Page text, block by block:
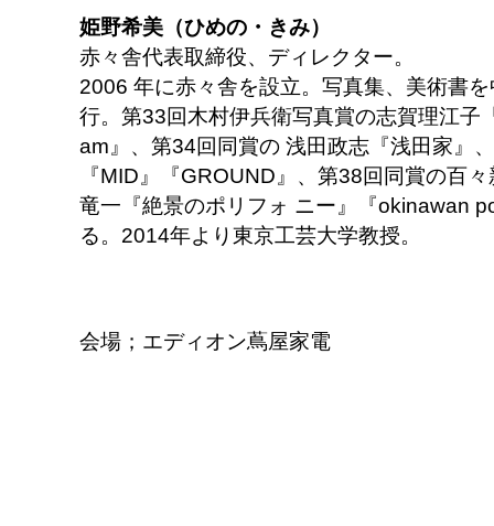
姫野希美（ひめの・きみ）
赤々舎代表取締役、ディレクター。
2006 年に赤々舎を設立。写真集、美術書
行。第33回木村伊兵衛写真賞の志賀理江子
am』、第34回同賞の 浅田政志『浅田家』
『MID』『GROUND』、第38回同賞の百
竜一『絶景のポリフォ ニー』『okinawan
る。2014年より東京工芸大学教授。
会場；エディオン蔦屋家電